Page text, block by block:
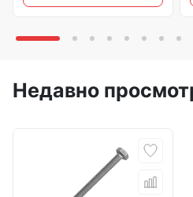
Недавно